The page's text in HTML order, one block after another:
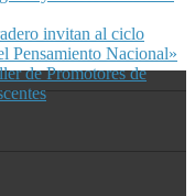
invitan al ciclo
Pensamiento Nacional»
de Promotores de